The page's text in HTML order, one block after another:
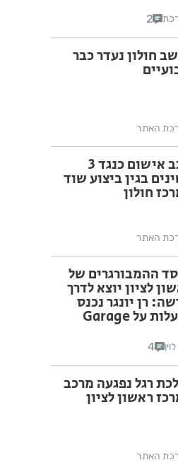
2
חולון נעדר כבר
האתר
כתב אישום כנגד 3
בגין ביצוע שוד
חולון
האתר
ההמבורגרים של
לציון יוצא לדרך
רן יונגר נכנס
לבעלות על Garage
4
רגל נפגעה מרכב
ראשון לציון
האתר